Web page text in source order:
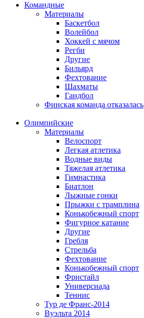
Командные
Материалы
Баскетбол
Волейбол
Хоккей с мячом
Регби
Другие
Бильярд
Фехтование
Шахматы
Гандбол
Финская команда отказалась
Олимпийские
Материалы
Велоспорт
Легкая атлетика
Водные виды
Тяжелая атлетика
Гимнастика
Биатлон
Лыжные гонки
Прыжки с трамплина
Конькобежный спорт
Фигурное катание
Другие
Гребля
Стрельба
Фехтование
Конькобежный спорт
Фристайл
Универсиада
Теннис
Тур де Франс-2014
Вуэльта 2014